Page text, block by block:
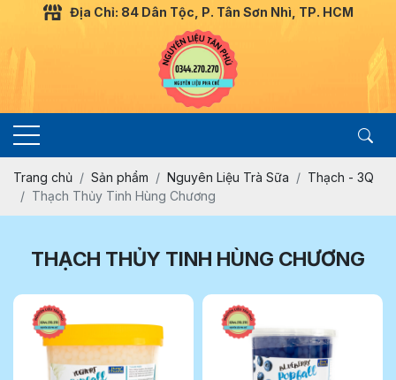
Địa Chỉ: 84 Dân Tộc, P. Tân Sơn Nhì, TP. HCM
Trang chủ Sản phẩm Nguyên Liệu Trà Sữa
Thạch - 3Q
Thạch Thủy Tinh Hùng Chương
THẠCH THỦY TINH HÙNG CHƯƠNG